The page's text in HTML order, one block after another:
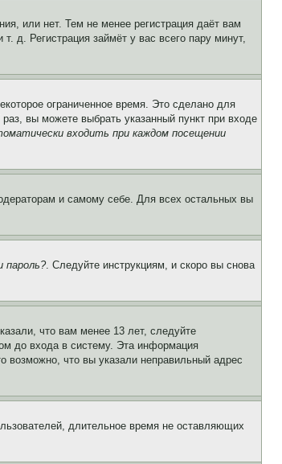
или нет. Тем не менее регистрация даёт вам
д. Регистрация займёт у вас всего пару минут,
ограниченное время. Это сделано для
вы можете выбрать указанный пункт при входе
входить при каждом посещении
и самому себе. Для всех остальных вы
пароль?. Следуйте инструкциям, и скоро вы снова
что вам менее 13 лет, следуйте
до входа в систему. Эта информация
возможно, что вы указали неправильный адрес
длительное время не оставляющих